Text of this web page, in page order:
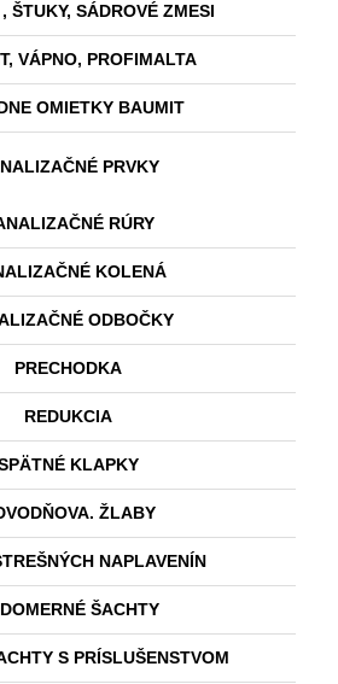
ŠTUKY, SÁDROVÉ ZMESI
VÁPNO, PROFIMALTA
OMIETKY BAUMIT
PRVKY
RÚRY
KOLENÁ
ODBOČKY
PRECHODKA
REDUKCIA
KLAPKY
ŽLABY
NAPLAVENÍN
ŠACHTY
S PRÍSLUŠENSTVOM